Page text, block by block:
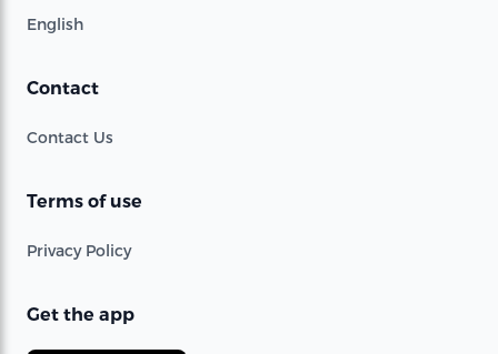
English
Contact
Contact Us
Terms of use
Privacy Policy
Get the app